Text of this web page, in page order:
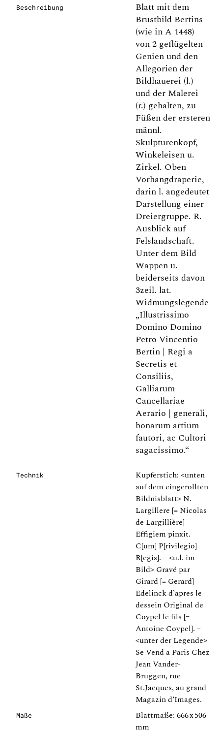
Beschreibung
Blatt mit dem
Brustbild Bertins
(wie in A 1448)
von 2 geflügelten
Genien und den
Allegorien der
Bildhauerei (l.)
und der Malerei
(r.) gehalten, zu
Füßen der ersteren
männl.
Skulpturenkopf,
Winkeleisen u.
Zirkel. Oben
Vorhangdraperie,
darin l. angedeutet
Darstellung einer
Dreiergruppe. R.
Ausblick auf
Felslandschaft.
Unter dem Bild
Wappen u.
beiderseits davon
3zeil. lat.
Widmungslegende
„Illustrissimo
Domino Domino
Petro Vincentio
Bertin | Regi a
Secretis et
Consiliis,
Galliarum
Cancellariae
Aerario | generali,
bonarum artium
fautori, ac Cultori
sagacissimo.“
Technik
Kupferstich: <unten
auf dem eingerollten
Bildnisblatt> N.
Largillere [= Nicolas
de Largillière]
Effigiem pinxit.
C[um] P[rivilegio]
R[egis]. – <u.l. im
Bild> Gravé par
Girard [= Gerard]
Edelinck d’apres le
dessein Original de
Coypel le fils [=
Antoine Coypel]. –
<unter der Legende>
Se Vend a Paris Chez
Jean Vander-
Bruggen, rue
St.Jacques, au grand
Magazin d’Images.
Maße
Blattmaße: 666 x 506
mm